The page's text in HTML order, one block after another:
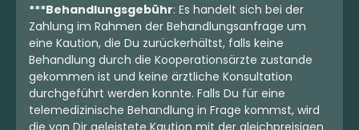
***Behandlungsgebühr: Es handelt sich bei der
Zahlung im Rahmen der Behandlungsanfrage um
eine Kaution, die Du zurückerhältst, falls keine
Behandlung durch die Kooperationsärzte zustande
gekommen ist und keine ärztliche Konsultation
durchgeführt werden konnte. Falls Du für eine
telemedizinische Behandlung in Frage kommst, wird
die von Dir geleistete Kaution mit der gleichpreisigen